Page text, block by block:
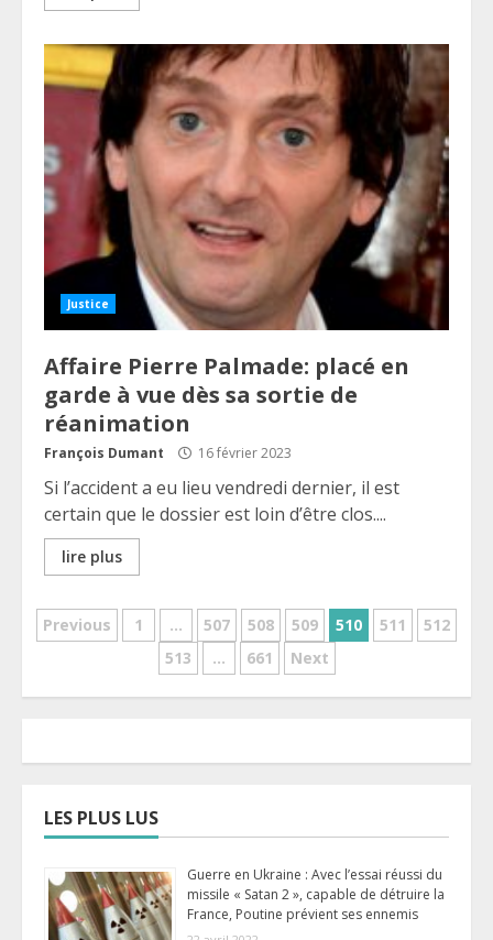
Justice
Affaire Pierre Palmade: placé en
garde à vue dès sa sortie de
réanimation
François Dumant 16 février 2023
Si l’accident a eu lieu vendredi dernier, il est
certain que le dossier est loin d’être clos....
lire plus
Pagination
Previous 1 … 507 508 509 510 511
512
513
… 661 Next
LES PLUS LUS
Guerre en Ukraine : Avec l’essai réussi du
missile « Satan 2 », capable de détruire la
France, Poutine prévient ses ennemis